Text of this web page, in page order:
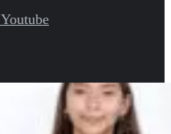
Youtube